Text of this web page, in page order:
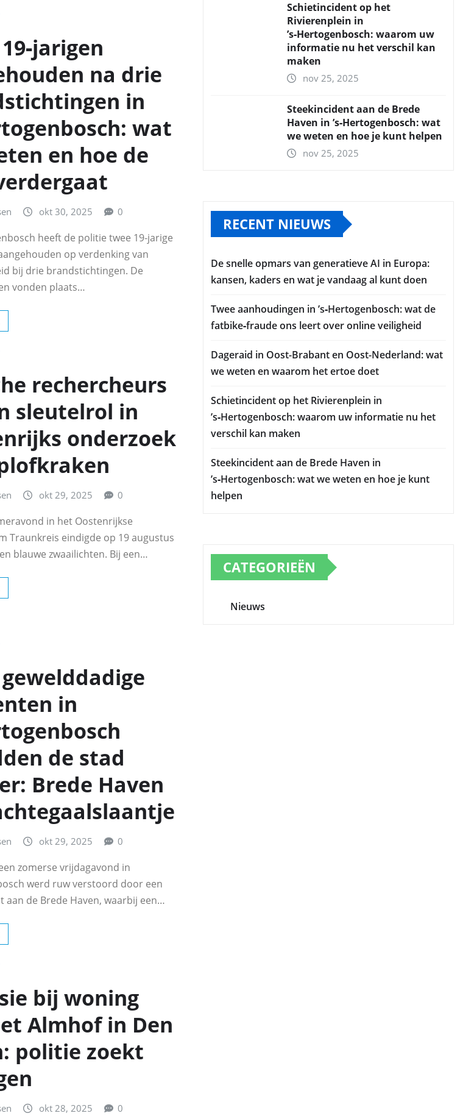
na drie
in
wat
en hoe de
okt 30, 2025 0
heeft de politie twee 19‑jarige
op verdenking van
bij drie brandstichtingen. De
vonden plaats…
rechercheurs
sleutelrol in
onderzoek
okt 29, 2025 0
in het Oostenrijkse
Traunkreis eindigde op 19 augustus
blauwe zwaailichten. Bij een…
in
de stad
Brede Haven
okt 29, 2025 0
zomerse vrijdagavond in
werd ruw verstoord door een
aan de Brede Haven, waarbij een…
bij woning
Almhof in Den
politie zoekt
okt 28, 2025 0
Schietincident op het
Rivierenplein in
’s‑Hertogenbosch: waarom uw
informatie nu het verschil kan
maken
nov 25, 2025
Steekincident aan de Brede
Haven in ’s‑Hertogenbosch: wat
we weten en hoe je kunt helpen
nov 25, 2025
RECENT NIEUWS
De snelle opmars van generatieve AI in Europa:
kansen, kaders en wat je vandaag al kunt doen
Twee aanhoudingen in ’s‑Hertogenbosch: wat de
fatbike‑fraude ons leert over online veiligheid
Dageraid in Oost-Brabant en Oost-Nederland: wat
we weten en waarom het ertoe doet
Schietincident op het Rivierenplein in
’s‑Hertogenbosch: waarom uw informatie nu het
verschil kan maken
Steekincident aan de Brede Haven in
’s‑Hertogenbosch: wat we weten en hoe je kunt
helpen
CATEGORIEËN
Nieuws